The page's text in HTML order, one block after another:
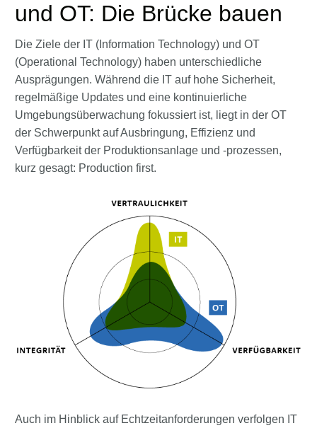
und OT: Die Brücke bauen
Die Ziele der IT (Information Technology) und OT
(Operational Technology) haben unterschiedliche
Ausprägungen. Während die IT auf hohe Sicherheit,
regelmäßige Updates und eine kontinuierliche
Umgebungsüberwachung fokussiert ist, liegt in der OT
der Schwerpunkt auf Ausbringung, Effizienz und
Verfügbarkeit der Produktionsanlage und -prozessen,
kurz gesagt: Production first.
Auch im Hinblick auf Echtzeitanforderungen verfolgen IT